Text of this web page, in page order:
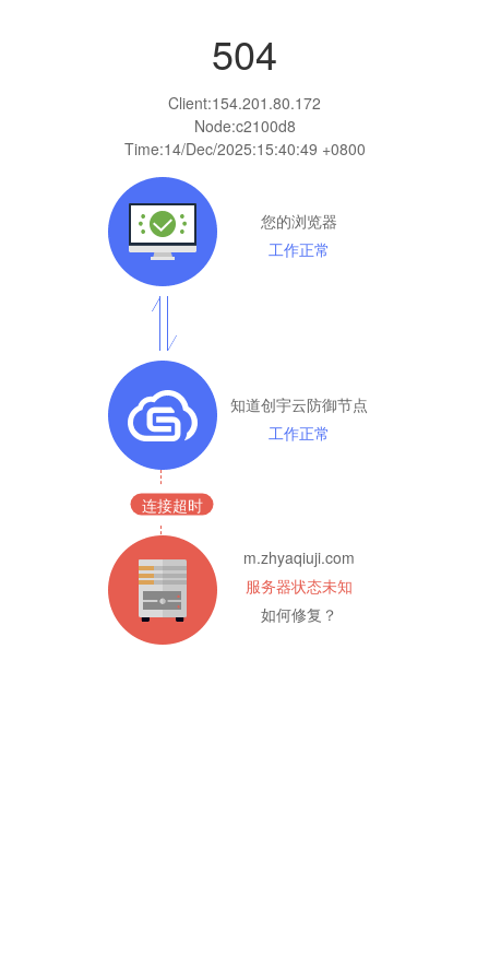
504
Client:154.201.80.172
Node:c2100d8
Time:14/Dec/2025:15:40:49 +0800
您的浏览器
工作正常
知道创宇云防御节点
工作正常
连接超时
m.zhyaqiuji.com
服务器状态未知
如何修复？